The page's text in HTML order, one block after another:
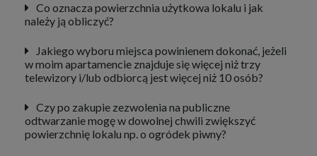
Co oznacza powierzchnia użytkowa lokalu i jak
należy ją obliczyć?
Jakiego wyboru miejsca powinienem dokonać, jeżeli
w moim apartamencie znajduje się więcej niż trzy
telewizory i/lub odbiorcą jest więcej niż 10 osób?
Czy po zakupie zezwolenia na publiczne
odtwarzanie mogę w dowolnej chwili zwiększyć
powierzchnię lokalu np. o ogródek piwny?